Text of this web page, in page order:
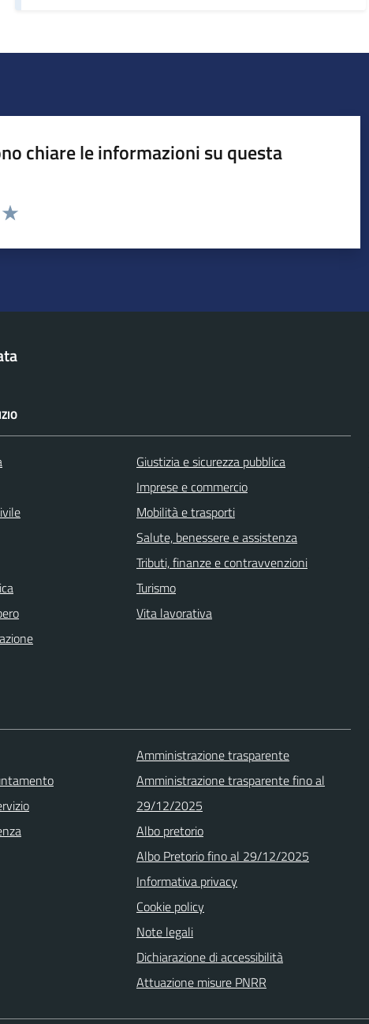
chiare le informazioni su questa
la pagina
Giustizia e sicurezza pubblica
Imprese e commercio
Mobilità e trasporti
Salute, benessere e assistenza
Tributi, finanze e contravvenzioni
Turismo
Vita lavorativa
Amministrazione trasparente
Amministrazione trasparente fino al
29/12/2025
Albo pretorio
Albo Pretorio fino al 29/12/2025
Informativa privacy
Cookie policy
Note legali
Dichiarazione di accessibilità
Attuazione misure PNRR